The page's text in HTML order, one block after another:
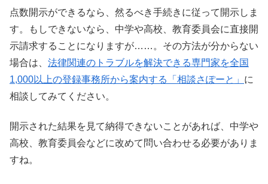
点数開示ができるなら、然るべき手続きに従って開示しま
す。もしできないなら、中学や高校、教育委員会に直接開
示請求することになりますが……。その方法が分からない
場合は、 法律関連のトラブルを解決できる専門家を全国
1,000以上の登録事務所から案内する「相談さぽーと」 に
相談してみてください。
開示された結果を見て納得できないことがあれば、中学や
高校、教育委員会などに改めて問い合わせる必要がありま
すね。